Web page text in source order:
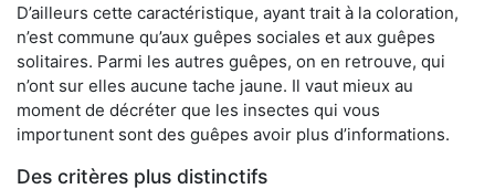
D’ailleurs cette caractéristique, ayant trait à la coloration,
n’est commune qu’aux guêpes sociales et aux guêpes
solitaires. Parmi les autres guêpes, on en retrouve, qui
n’ont sur elles aucune tache jaune. Il vaut mieux au
moment de décréter que les insectes qui vous
importunent sont des guêpes avoir plus d’informations.
Des critères plus distinctifs